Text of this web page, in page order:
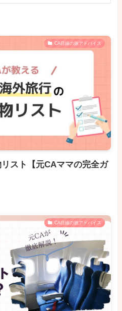
CA目線の旅アドバイス
スト【元CAママの完全ガ
CA目線の旅アドバイス